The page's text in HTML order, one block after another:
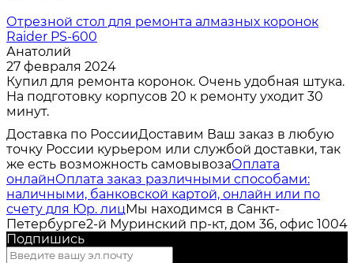
Отрезной стол для ремонта алмазных коронок
Raider PS-600
Анатолий
27 февраля 2024
Купил для ремонта коронок. Очень удобная штука.
На подготовку корпусов 20 к ремонту уходит 30
минут.
Доставка по РоссииДоставим Ваш заказ в любую
точку России курьером или службой доставки, так
же есть возможность самовывозаОплата
онлайнОплата заказ различными способами:
наличными, банковской картой, онлайн или по
счету для Юр. лицМы находимся в Санкт-
Петербурге2-й Муринский пр-кт, дом 36, офис 1004
Подпишись